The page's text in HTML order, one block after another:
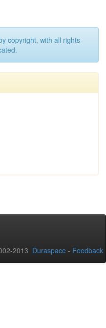
copyright, with all rights
2013 Duraspace - Feedback